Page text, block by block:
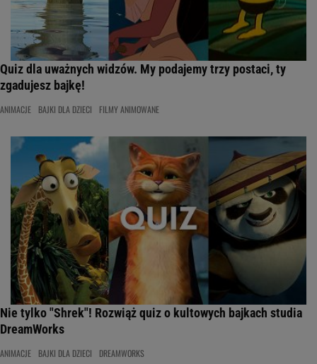
Quiz dla uważnych widzów. My podajemy trzy postaci, ty
zgadujesz bajkę!
ANIMACJE BAJKI DLA DZIECI FILMY ANIMOWANE
Nie tylko "Shrek"! Rozwiąż quiz o kultowych bajkach studia
DreamWorks
ANIMACJE BAJKI DLA DZIECI DREAMWORKS